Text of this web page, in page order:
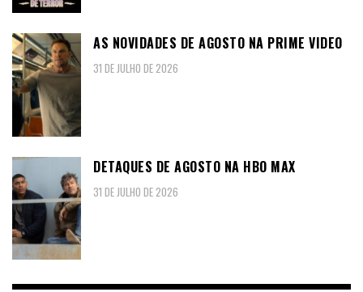
AS NOVIDADES DE AGOSTO NA PRIME VIDEO
31 DE JULHO DE 2026
DETAQUES DE AGOSTO NA HBO MAX
31 DE JULHO DE 2026